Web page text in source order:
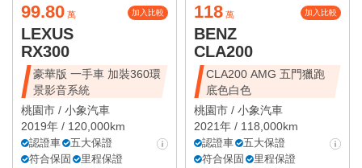
99.80 萬 加入比較
LEXUS
RX300
豪華版 一手車 加裝360環
景影音系統
桃園市 / 小象汽車
2019年 / 120,000km
認證車
五大保證
符合保固
里程保證
118 萬 加入比較
BENZ
CLA200
CLA200 AMG 五門獵跑
底色白色
桃園市 / 小象汽車
2021年 / 118,000km
認證車
五大保證
符合保固
里程保證